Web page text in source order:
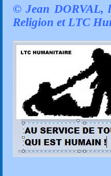
© Jean DORVAL,
Religion et LTC